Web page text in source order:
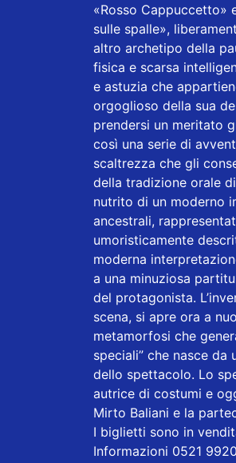
«Rosso Cappuccetto»
sulle spalle»,
altro archetipo della
fisica e scarsa
e astuzia che
orgoglioso della sua
prendersi un meritato
così una serie di
scaltrezza che gli
della tradizione orale
nutrito di un moderno
ancestrali,
umoristicamente
moderna
a una minuziosa
del protagonista.
scena, si apre ora a
metamorfosi che
speciali” che nasce
dello spettacolo. Lo
autrice di costumi e
Mirto Baliani e la
I biglietti sono in
Informazioni 0521